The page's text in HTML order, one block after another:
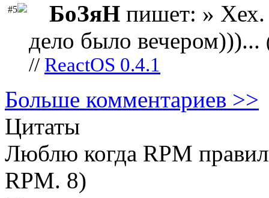
#5 БоЗяН пишет: » Хех.
дело было вечером)))...
// ReactOS 0.4.1
Больше комментариев >>
Цитаты
Люблю когда RPM
RPM. 8)